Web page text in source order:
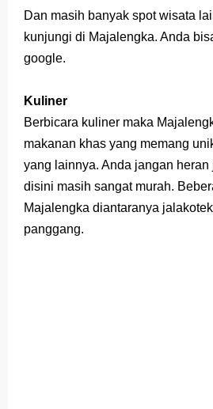
Dan masih banyak spot wisata
kunjungi di Majalengka. Anda
google.
Kuliner
Berbicara kuliner maka
makanan khas yang memang
yang lainnya. Anda jangan
disini masih sangat murah.
Majalengka diantaranya
panggang.